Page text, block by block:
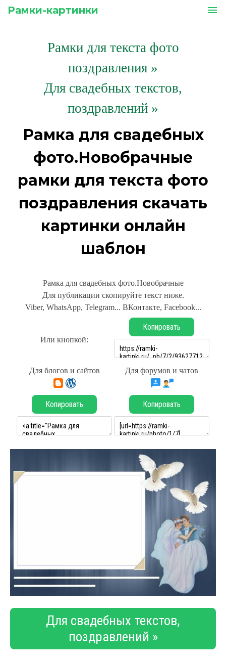
Рамки-картинки menu
Рамки для текста фото
поздравления »
Для свадебных текстов,
поздравлений »
Рамка для свадебных
фото.Новобрачные
рамки для текста фото
поздравления скачать
картинки онлайн
шаблон
Рамка для свадебных фото.Новобрачные
Для публикации скопируйте текст ниже.
Viber, WhatsApp, Telegram... ВКонтакте, Facebook...
Или кнопкой:
Копировать
Для блогов и сайтов Для форумов и чатов
Копировать Копировать
Для свадебных текстов,
поздравлений »